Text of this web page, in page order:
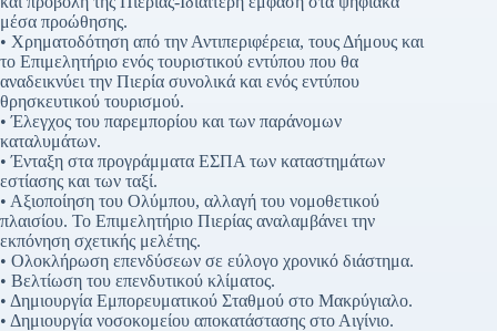
μέσα προώθησης.
• Χρηματοδότηση από την Αντιπεριφέρεια, τους Δήμους και
το Επιμελητήριο ενός τουριστικού εντύπου που θα
αναδεικνύει την Πιερία συνολικά και ενός εντύπου
θρησκευτικού τουρισμού.
• Έλεγχος του παρεμπορίου και των παράνομων
καταλυμάτων.
• Ένταξη στα προγράμματα ΕΣΠΑ των καταστημάτων
εστίασης και των ταξί.
• Αξιοποίηση του Ολύμπου, αλλαγή του νομοθετικού
πλαισίου. Το Επιμελητήριο Πιερίας αναλαμβάνει την
εκπόνηση σχετικής μελέτης.
• Ολοκλήρωση επενδύσεων σε εύλογο χρονικό διάστημα.
• Βελτίωση του επενδυτικού κλίματος.
• Δημιουργία Εμπορευματικού Σταθμού στο Μακρύγιαλο.
• Δημιουργία νοσοκομείου αποκατάστασης στο Αιγίνιο.